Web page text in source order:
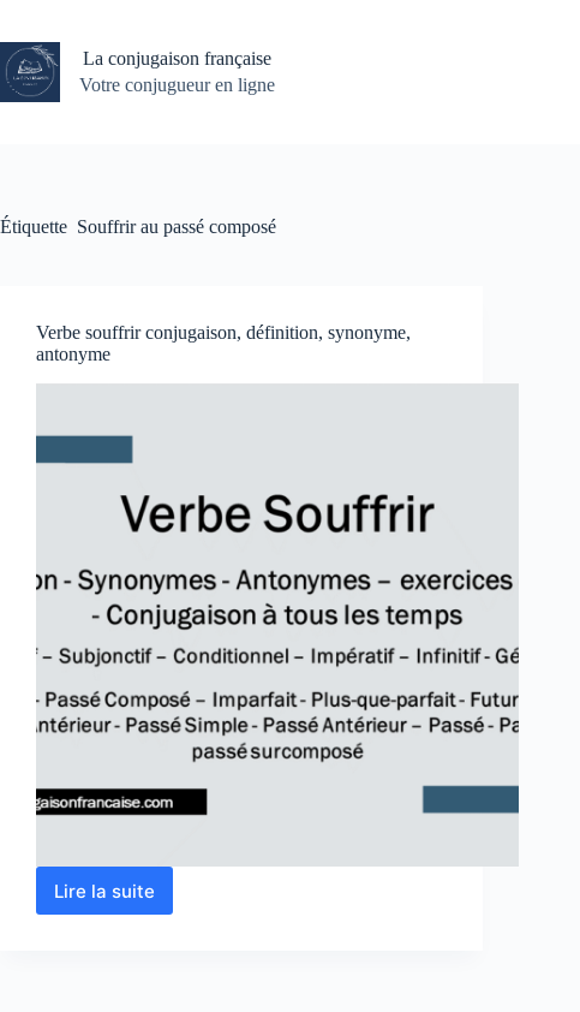
contenu
La conjugaison française
Votre conjugueur en ligne
Étiquette Souffrir au passé composé
Verbe souffrir conjugaison, définition, synonyme,
antonyme
Lire la suite
Verbe